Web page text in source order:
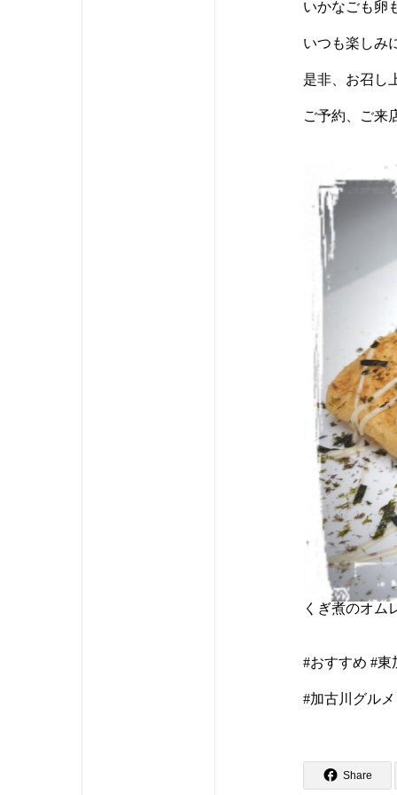
いかなごも卵
いつも楽しみ
是非、お召し
ご予約、ご来
くぎ煮のオム
#おすすめ #
#加古川グル
Share